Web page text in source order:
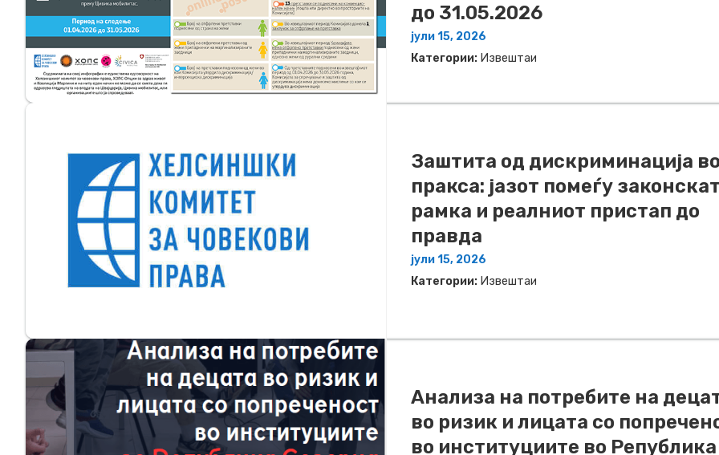
до 31.05.2026
јули 15, 2026
Категории: Извештаи
Заштита од дискриминација во
пракса: јазот помеѓу
рамка и реалниот пристап до
правда
јули 15, 2026
Категории: Извештаи
Анализа на потребите на
во ризик и лицата со
во институциите во Република